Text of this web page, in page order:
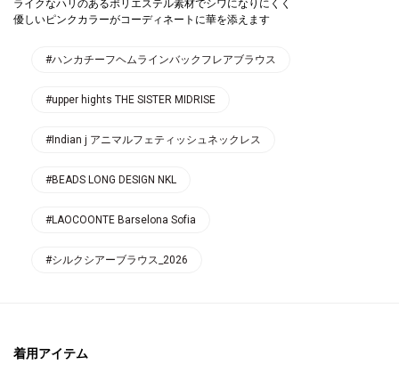
ライクなハリのあるポリエステル素材でシワになりにくく
優しいピンクカラーがコーディネートに華を添えます
#ハンカチーフヘムラインバックフレアブラウス
#upper hights THE SISTER MIDRISE
#Indian j アニマルフェティッシュネックレス
#BEADS LONG DESIGN NKL
#LAOCOONTE Barselona Sofia
#シルクシアーブラウス_2026
着用アイテム